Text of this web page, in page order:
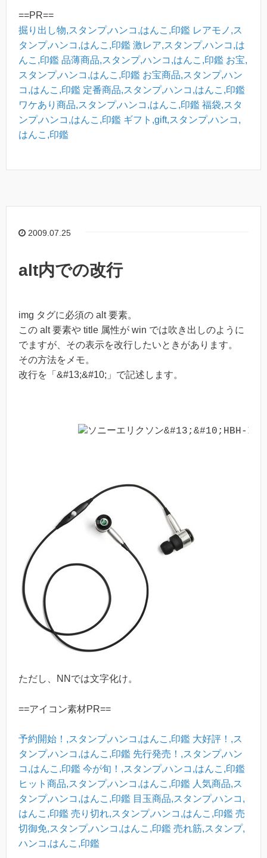
==PR==
掘り出し物,スタンプ,ハンコ,はんこ,印鑑 レアモノ,ス
タンプ,ハンコ,はんこ,印鑑 激レア,スタンプ,ハンコ,は
んこ,印鑑 品薄商品,スタンプ,ハンコ,はんこ,印鑑 お宝,
スタンプ,ハンコ,はんこ,印鑑 お宝商品,スタンプ,ハン
コ,はんこ,印鑑 定番商品,スタンプ,ハンコ,はんこ,印鑑
ワケあり商品,スタンプ,ハンコ,はんこ,印鑑 福袋,スタ
ンプ,ハンコ,はんこ,印鑑 ギフト,gift,スタンプ,ハンコ,
はんこ,印鑑
2009.07.25
alt内での改行
img タグに必須の alt 要素。
この alt 要素や title 属性が win では吹き出しのように
でますが、その表示を改行したいときがあります。
その方法をメモ。
改行を「&#13;&#10;」で記述します。
ただし、NNでは文字化け。
==アイコン素材PR==
予約開始！,スタンプ,ハンコ,はんこ,印鑑 大好評！,ス
タンプ,ハンコ,はんこ,印鑑 先行発売！,スタンプ,ハン
コ,はんこ,印鑑 今が旬！,スタンプ,ハンコ,はんこ,印鑑
ヒット商品,スタンプ,ハンコ,はんこ,印鑑 人気商品,ス
タンプ,ハンコ,はんこ,印鑑 目玉商品,スタンプ,ハンコ,
はんこ,印鑑 売り切れ,スタンプ,ハンコ,はんこ,印鑑 売
切御免,スタンプ,ハンコ,はんこ,印鑑 売れ筋,スタンプ,
ハンコ,はんこ,印鑑